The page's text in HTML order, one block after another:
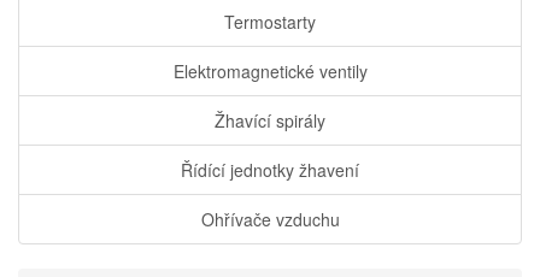
Termostarty
Elektromagnetické ventily
Žhavící spirály
Řídící jednotky žhavení
Ohřívače vzduchu